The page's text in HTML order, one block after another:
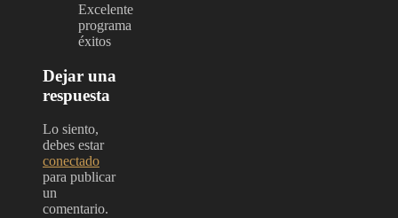
Excelente
programa
éxitos
Dejar una
respuesta
Lo siento,
debes estar
conectado
para publicar
un
comentario.